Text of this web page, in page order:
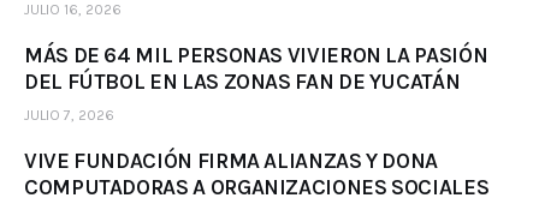
JULIO 16, 2026
MÁS DE 64 MIL PERSONAS VIVIERON LA PASIÓN
DEL FÚTBOL EN LAS ZONAS FAN DE YUCATÁN
JULIO 7, 2026
VIVE FUNDACIÓN FIRMA ALIANZAS Y DONA
COMPUTADORAS A ORGANIZACIONES SOCIALES